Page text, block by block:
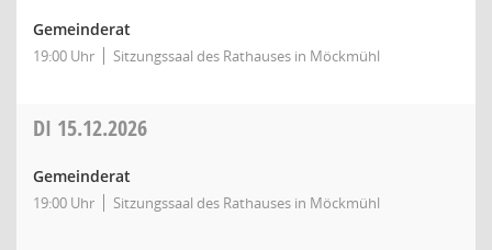
Gemeinderat
19:00 Uhr Sitzungssaal des Rathauses in Möckmühl
DI 15.12.2026
Gemeinderat
19:00 Uhr Sitzungssaal des Rathauses in Möckmühl